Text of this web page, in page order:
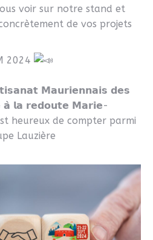
voir sur notre stand et
de vos projets
2024
𝗠𝗮𝘂𝗿𝗶𝗲𝗻𝗻𝗮𝗶𝘀 𝗱𝗲𝘀
𝗹𝗮 𝗿𝗲𝗱𝗼𝘂𝘁𝗲 𝗠𝗮𝗿𝗶𝗲-
heureux de compter parmi
Lauzière